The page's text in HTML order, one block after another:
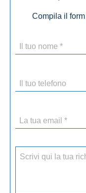
Compila il